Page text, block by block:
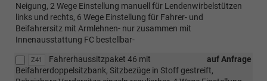
Neigung, 2 Wege Einstellung manuell für Lendenwirbelstützen
links und rechts, 6 Wege Einstellung für Fahrer- und
Beifahrersitz mit Armlehnen- nur zusammen mit
Innenausstattung FC bestellbar-
Z41 auf Anfrage
Fahrerhaussitzpaket 46 mit
Beifahrerdoppelsitzbank, Sitzbezüge in Stoff gestreift,